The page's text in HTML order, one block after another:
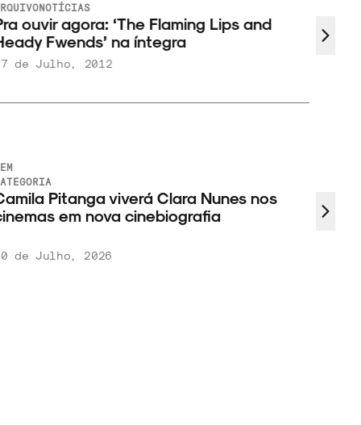
NOTÍCIAS
ouvir agora: ‘The Flaming Lips and
Fwends’ na íntegra
de Julho, 2012
Pitanga viverá Clara Nunes nos
em nova cinebiografia
de Julho, 2026